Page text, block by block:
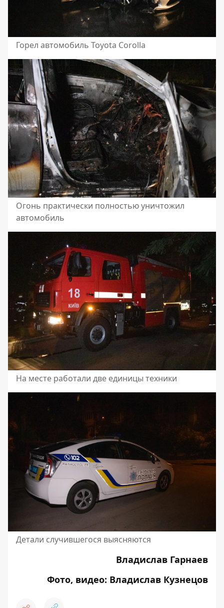
Горел автомобиль Toyota Corolla
Огонь практически полностью уничтожил
автомобиль
На месте работали две единицы техники
Детали случившегося выясняются
Владислав Гарнаев
Фото, видео: Владислав Кузнецов